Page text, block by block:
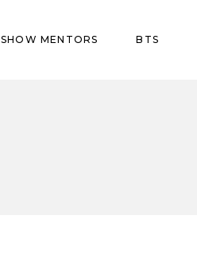
SHOW MENTORS BTS